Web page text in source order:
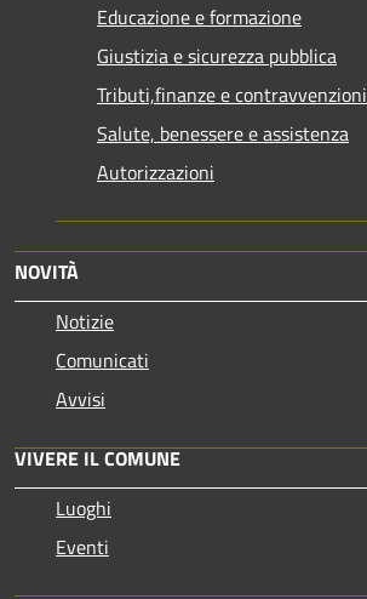
Educazione e formazione
Giustizia e sicurezza pubblica
Tributi,finanze e contravvenzioni
Salute, benessere e assistenza
Autorizzazioni
NOVITÀ
Notizie
Comunicati
Avvisi
VIVERE IL COMUNE
Luoghi
Eventi